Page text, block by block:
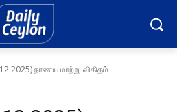
நாணய மாற்று விகிதம்